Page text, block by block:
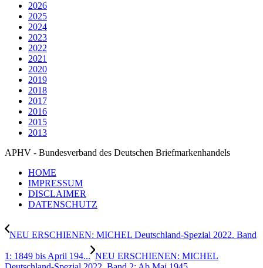
2026
2025
2024
2023
2022
2021
2020
2019
2018
2017
2016
2015
2013
APHV - Bundesverband des Deutschen Briefmarkenhandels
HOME
IMPRESSUM
DISCLAIMER
DATENSCHUTZ
NEU ERSCHIENEN: MICHEL Deutschland-Spezial 2022. Band
1: 1849 bis April 194... NEU ERSCHIENEN: MICHEL